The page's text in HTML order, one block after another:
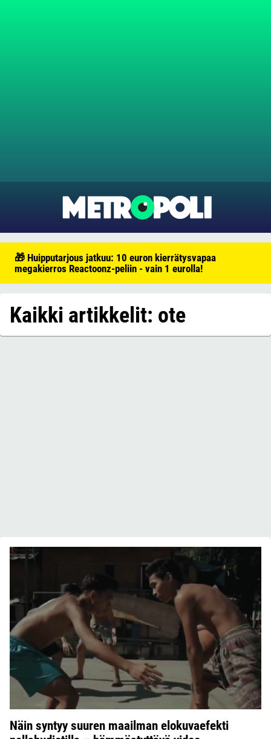
🎁 Huipputarjous jatkuu: 10 euron kierrätysvapaa
megakierros Reactoonz-peliin - vain 1 eurolla!
Kaikki artikkelit: ote
Näin syntyy suuren maailman elokuvaefekti